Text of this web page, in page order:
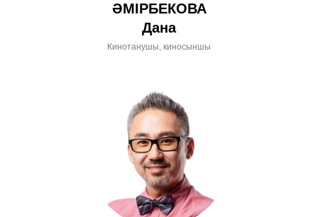
ӘМІРБЕКОВА
Дана
Кинотанушы, киносыншы